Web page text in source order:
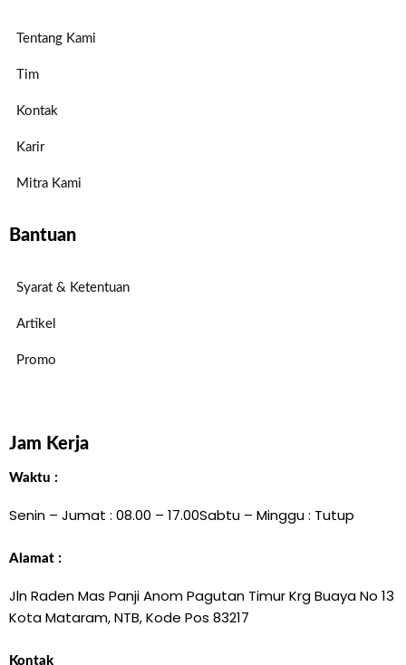
Tentang Kami
Tim
Kontak
Karir
Mitra Kami
Bantuan
Syarat & Ketentuan
Artikel
Promo
Jam Kerja
Waktu :
Senin – Jumat : 08.00 – 17.00Sabtu – Minggu : Tutup
Alamat :
Jln Raden Mas Panji Anom Pagutan Timur Krg Buaya No 13
Kota Mataram, NTB, Kode Pos 83217
Kontak